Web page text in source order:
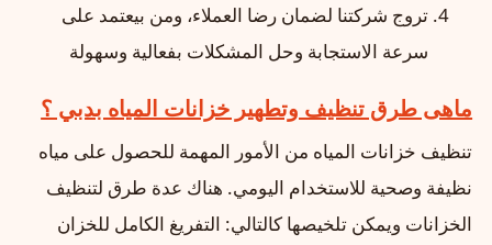
تروج شركتنا لضمان رضا العملاء، ومن بيعتمد على
سرعة الاستجابة وحل المشكلات بفعالية وسهولة
ماهى طرق تنظيف وتطهير خزانات المياه بدبي ؟
تنظيف خزانات المياه من الأمور المهمة للحصول على مياه
نظيفة وصحية للاستخدام اليومي. هناك عدة طرق لتنظيف
الخزانات ويمكن تلخيصها كالتالي: التفريغ الكامل للخزان